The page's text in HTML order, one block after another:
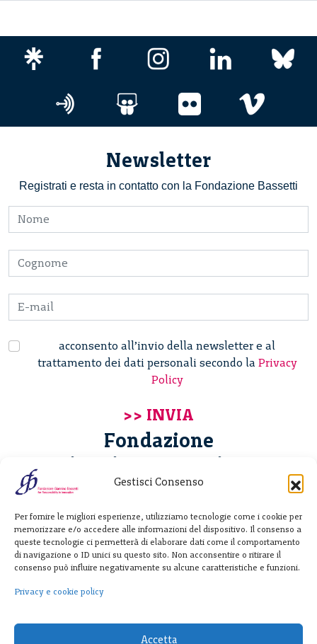
Gestisci Consenso
Per fornire le migliori esperienze, utilizziamo tecnologie come i cookie per
memorizzare e/o accedere alle informazioni del dispositivo. Il consenso a
queste tecnologie ci permetterà di elaborare dati come il comportamento
di navigazione o ID unici su questo sito. Non acconsentire o ritirare il
consenso può influire negativamente su alcune caratteristiche e funzioni.
Privacy e cookie policy
Accetta
Newsletter
Registrati e resta in contatto con la Fondazione Bassetti
acconsento all’invio della newsletter e al
trattamento dei dati personali secondo la Privacy
Policy
Fondazione
Giannino Bassetti ETS
20122 Milano - Italia
T. +39 02 781933
F. + 39 02 76392030
info@fondazionebassetti.org
p.i. 12520270153